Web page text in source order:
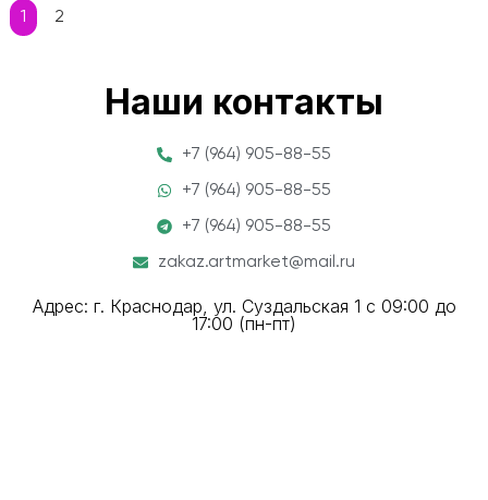
1 2
Наши контакты
+7 (964) 905-88-55
+7 (964) 905-88-55
+7 (964) 905-88-55
zakaz.artmarket@mail.ru
Адрес: г. Краснодар, ул. Суздальская 1 с 09:00 до
17:00 (пн-пт)